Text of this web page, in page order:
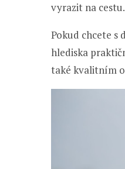
vyrazit na cestu.
Pokud chcete s
hlediska
také kvalitním